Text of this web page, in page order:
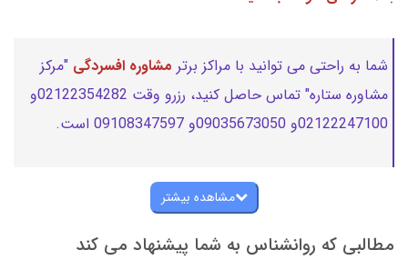
شما به راحتی می توانید با مراکز برتر مشاوره افسردگی "مرکز
مشاوره ستاره" تماس حاصل کنید، رزرو وقت 02122354282و
02122247100و 09035673050و 09108347597 است.
مشاهده بیشتر
مطالبی که روانشناس به شما پیشنهاد می کند